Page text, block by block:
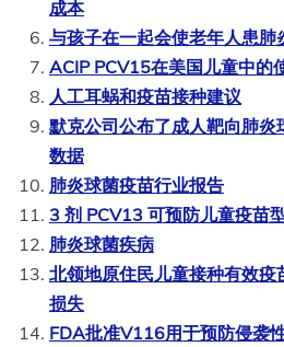
成本
与孩子在一起会使老年人患肺
ACIP PCV15在美国儿童中的
人工耳蜗和疫苗接种建议
默克公司公布了成人靶向肺
数据
肺炎球菌疫苗行业报告
3 剂 PCV13 可预防儿童疫苗
肺炎球菌疾病
北领地原住民儿童接种有效疫
损失
FDA批准V116用于预防侵袭